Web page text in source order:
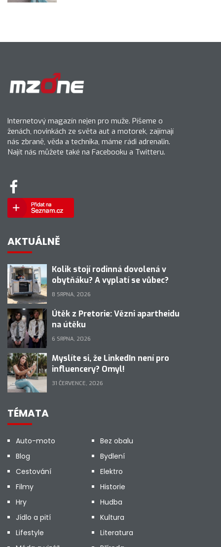
Internetový magazín nejen pro muže. Píšeme o
ženách, novinkách ze světa aut a motorek, zajímají
nás zbraně, věda a technika, máme rádi adrenalin.
Najít nás můžete také na Facebooku a Twitteru.
AKTUÁLNĚ
Kolik stojí rodinná dovolená v
obytňáku? A vyplatí se vůbec?
8 SRPNA, 2026
Útěk z Pretorie: Vězni apartheidu
na útěku
6 SRPNA, 2026
Myslíte si, že LinkedIn není pro
influencery? Omyl!
31 ČERVENCE, 2026
TÉMATA
Auto-moto
Bez obalu
Blog
Bydlení
Cestování
Elektro
Filmy
Historie
Hry
Hudba
Jídlo a pití
Kultura
Lifestyle
Literatura